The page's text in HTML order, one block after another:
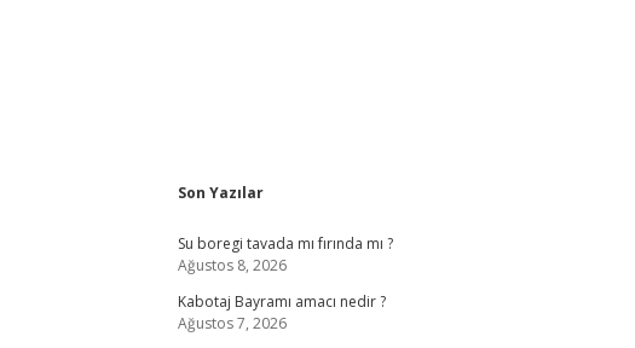
Sidebar
Son Yazılar
Su boregi tavada mı fırında mı ?
Ağustos 8, 2026
Kabotaj Bayramı amacı nedir ?
Ağustos 7, 2026
ilbet